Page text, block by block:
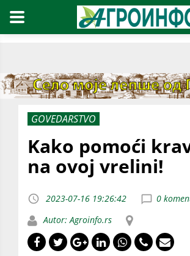
GOVEDARSTVO
Kako pomoći
na ovoj vrelini!
2023-07-16 19:26:42
0
Autor: Agroinfo.rs